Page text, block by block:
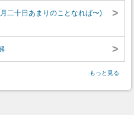
二十日あまりのことなれば〜)
>
>
もっと見る